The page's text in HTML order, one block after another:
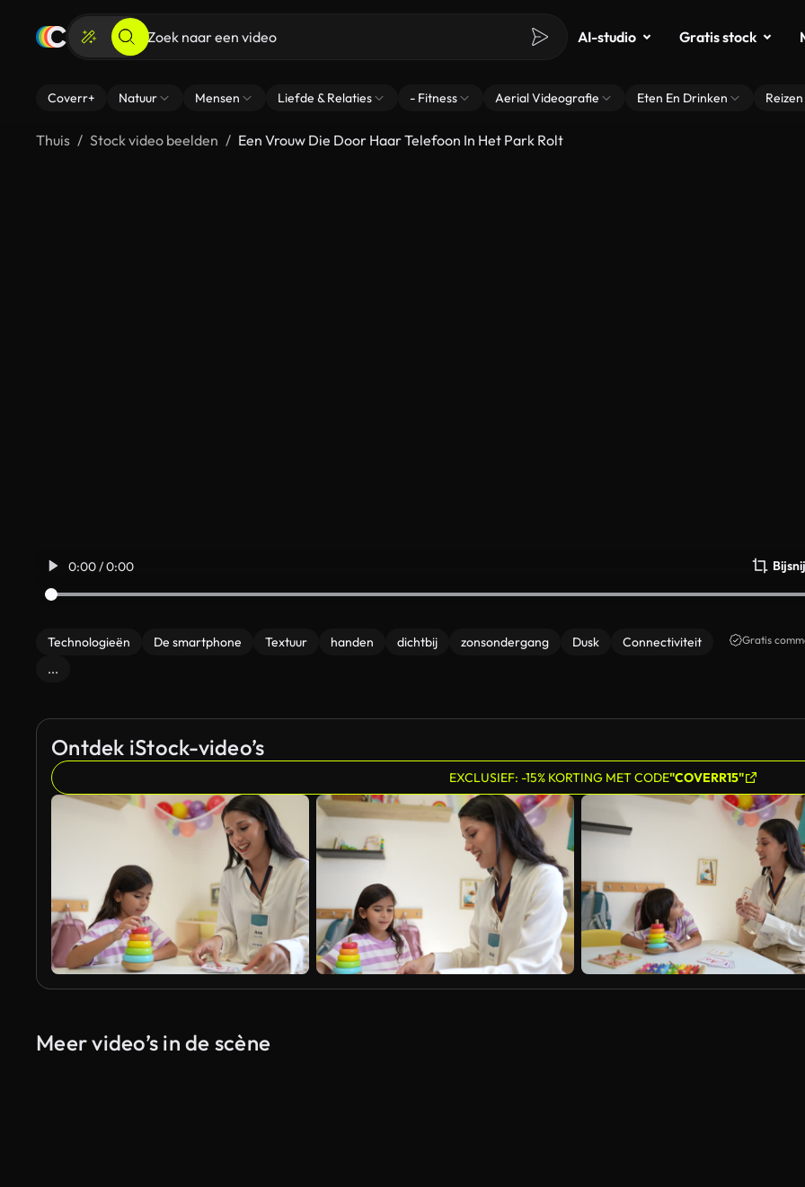
AI-studio Gratis stock
Coverr+ Natuur Mensen Liefde & Relaties - Fitness Aerial Videografie Eten En Drinken Reizen
Thuis Stock video beelden Een Vrouw Die Door Haar Telefoon In Het Park Rolt
0:00 / 0:00
Technologieën De smartphone Textuur handen dichtbij zonsondergang Dusk
Connectiviteit
...
Gratis
Ontdek iStock-video’s
EXCLUSIEF: -15% KORTING MET CODE"COVERR15"
Meer video’s in de scène